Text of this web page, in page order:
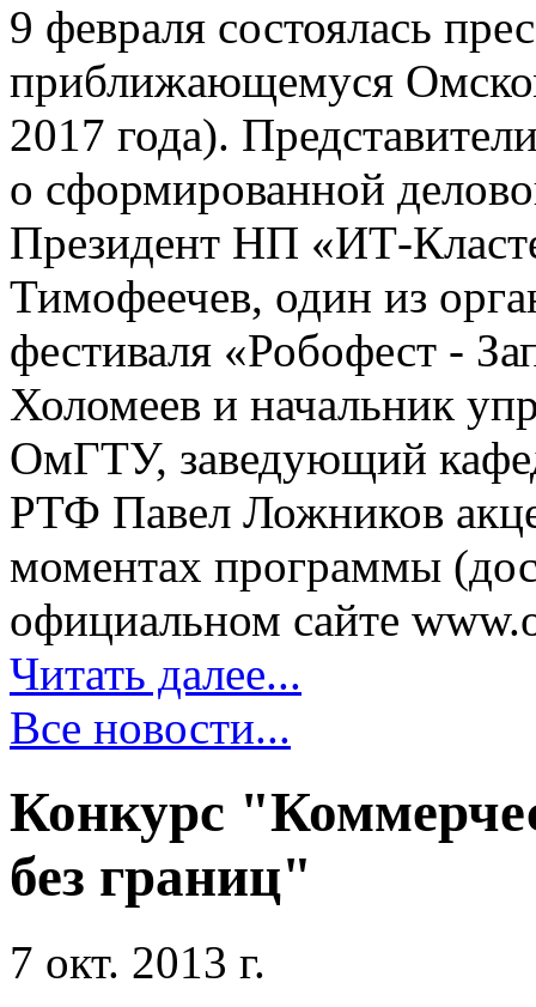
9 февраля состоялась
приближающемуся
2017 года).
о сформированной
Президент НП «ИТ-
Тимофеечев, один из
фестиваля «Робофест -
Холомеев и начальник
ОмГТУ, заведующий
РТФ Павел Ложников
моментах программы
официальном сайте
Читать далее...
Все новости...
Конкурс
без границ"
7 окт. 2013 г.